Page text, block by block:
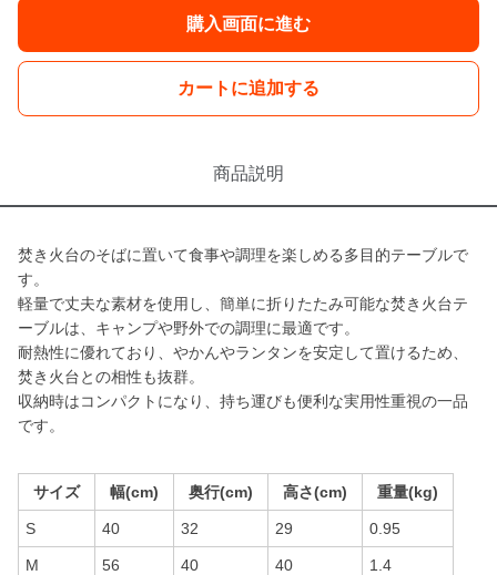
購入画面に進む
カートに追加する
商品説明
焚き火台のそばに置いて食事や調理を楽しめる多目的テーブルで
す。
軽量で丈夫な素材を使用し、簡単に折りたたみ可能な焚き火台テ
ーブルは、キャンプや野外での調理に最適です。
耐熱性に優れており、やかんやランタンを安定して置けるため、
焚き火台との相性も抜群。
収納時はコンパクトになり、持ち運びも便利な実用性重視の一品
です。
サイズ 幅(cm) 奥行(cm) 高さ(cm) 重量(kg)
S 40 32 29 0.95
M 56 40 40 1.4